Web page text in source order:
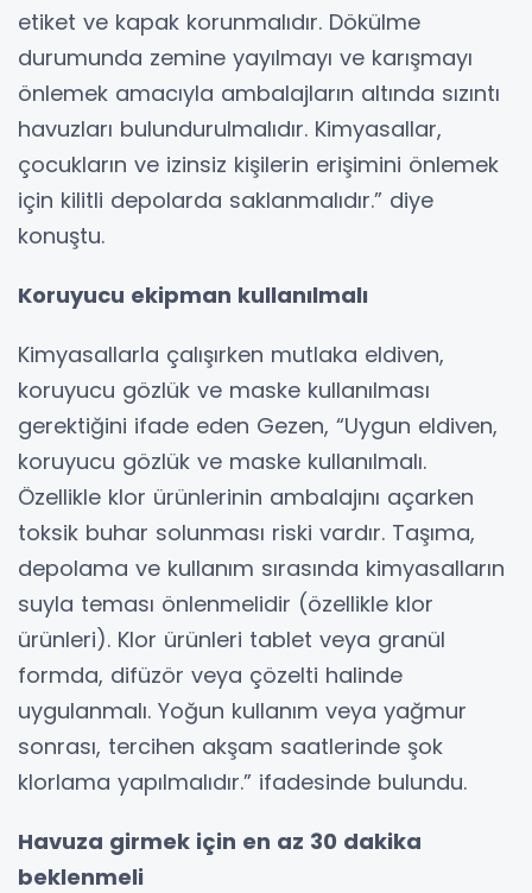
etiket ve kapak korunmalıdır. Dökülme
durumunda zemine yayılmayı ve karışmayı
önlemek amacıyla ambalajların altında sızıntı
havuzları bulundurulmalıdır. Kimyasallar,
çocukların ve izinsiz kişilerin erişimini önlemek
için kilitli depolarda saklanmalıdır.” diye
konuştu.
Koruyucu ekipman kullanılmalı
Kimyasallarla çalışırken mutlaka eldiven,
koruyucu gözlük ve maske kullanılması
gerektiğini ifade eden Gezen, “Uygun eldiven,
koruyucu gözlük ve maske kullanılmalı.
Özellikle klor ürünlerinin ambalajını açarken
toksik buhar solunması riski vardır. Taşıma,
depolama ve kullanım sırasında kimyasalların
suyla teması önlenmelidir (özellikle klor
ürünleri). Klor ürünleri tablet veya granül
formda, difüzör veya çözelti halinde
uygulanmalı. Yoğun kullanım veya yağmur
sonrası, tercihen akşam saatlerinde şok
klorlama yapılmalıdır.” ifadesinde bulundu.
Havuza girmek için en az 30 dakika
beklenmeli